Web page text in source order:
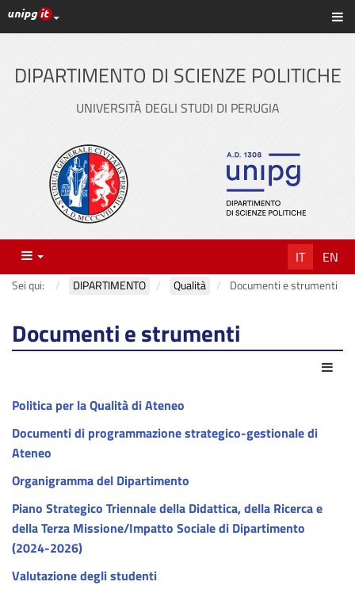
Vai
al
principale
Link ai principali servizi web di Ateneo
DIPARTIMENTO DI SCIENZE POLITICHE
UNIVERSITÀ DEGLI STUDI DI PERUGIA
Menu IT EN
Sei qui: DIPARTIMENTO Qualità Documenti e strumenti
Documenti e strumenti
Politica per la Qualità di Ateneo
Documenti di programmazione strategico-gestionale di
Ateneo
Organigramma del Dipartimento
Piano Strategico Triennale della Didattica, della Ricerca e
della Terza Missione/Impatto Sociale di Dipartimento
(2024-2026)
Valutazione degli studenti